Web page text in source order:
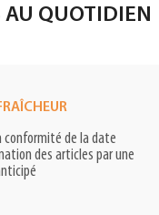
AU QUOTIDIEN
conformité de la date
des articles par une